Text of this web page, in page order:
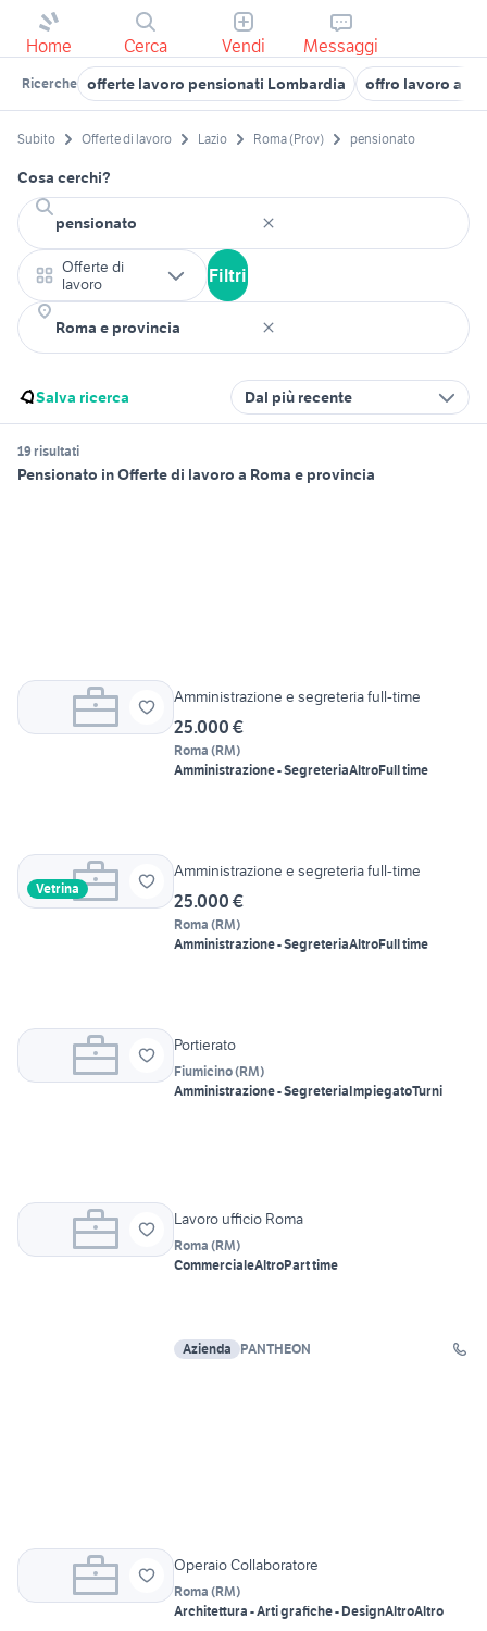
Home Cerca Vendi Messaggi
Ricerche offerte lavoro pensionati Lombardia offro lavoro a
Subito Offerte di lavoro Lazio Roma (Prov) pensionato
Cosa cerchi?
Offerte di
lavoro
Filtri
Salva ricerca Dal più recente
19 risultati
Pensionato in Offerte di lavoro a Roma e provincia
Amministrazione e segreteria full-time
25.000 €
Roma (RM)
Amministrazione - SegreteriaAltroFull time
Vetrina
Amministrazione e segreteria full-time
25.000 €
Roma (RM)
Amministrazione - SegreteriaAltroFull time
Portierato
Fiumicino(RM)
Amministrazione - SegreteriaImpiegatoTurni
Lavoro ufficio Roma
Roma (RM)
CommercialeAltroPart time
Azienda PANTHEON
Operaio Collaboratore
Roma (RM)
Architettura - Arti grafiche - DesignAltroAltro